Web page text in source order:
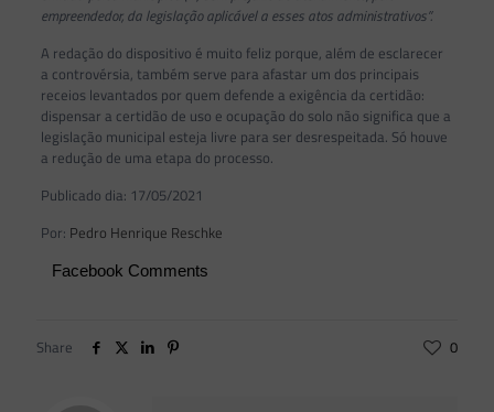
empreendedor, da legislação aplicável a esses atos administrativos”.
A redação do dispositivo é muito feliz porque, além de esclarecer
a controvérsia, também serve para afastar um dos principais
receios levantados por quem defende a exigência da certidão:
dispensar a certidão de uso e ocupação do solo não significa que a
legislação municipal esteja livre para ser desrespeitada. Só houve
a redução de uma etapa do processo.
Publicado dia: 17/05/2021
Por: Pedro Henrique Reschke
Facebook Comments
Share 0